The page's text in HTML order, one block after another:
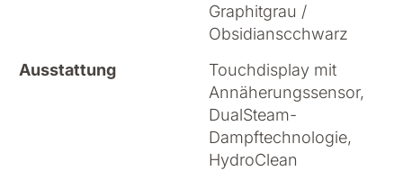
Graphitgrau /
Obsidianscchwarz
Ausstattung
Touchdisplay mit
Annäherungssensor,
DualSteam-
Dampftechnologie,
HydroClean